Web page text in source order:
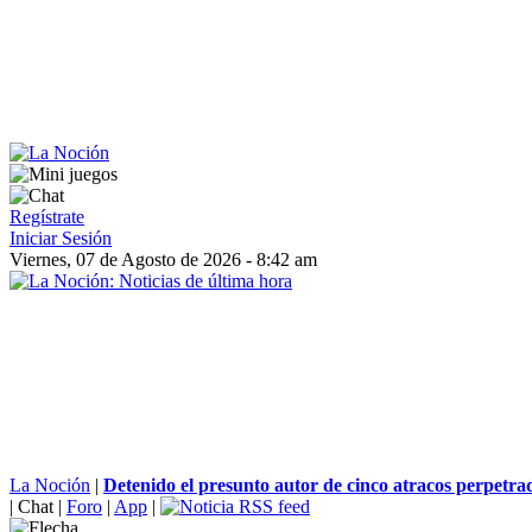
Regístrate
Iniciar Sesión
Viernes, 07 de Agosto de 2026 - 8:42 am
La Noción | Detenido el presunto autor de cinco atracos
| Chat | Foro | App |